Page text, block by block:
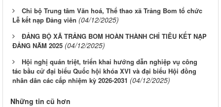
Chi bộ Trung tâm Văn hoá, Thể thao xã Trảng Bom tổ chức
Lễ kết nạp Đảng viên (04/12/2025)
ĐẢNG BỘ XÃ TRẢNG BOM HOÀN THÀNH CHỈ TIÊU KẾT NẠP
ĐẢNG NĂM 2025 (04/12/2025)
Hội nghị quán triệt, triển khai hướng dẫn nghiệp vụ công
tác bầu cử đại biểu Quốc hội khóa XVI và đại biểu Hội đồng
nhân dân các cấp nhiệm kỳ 2026-2031 (04/12/2025)
Những tin cũ hơn